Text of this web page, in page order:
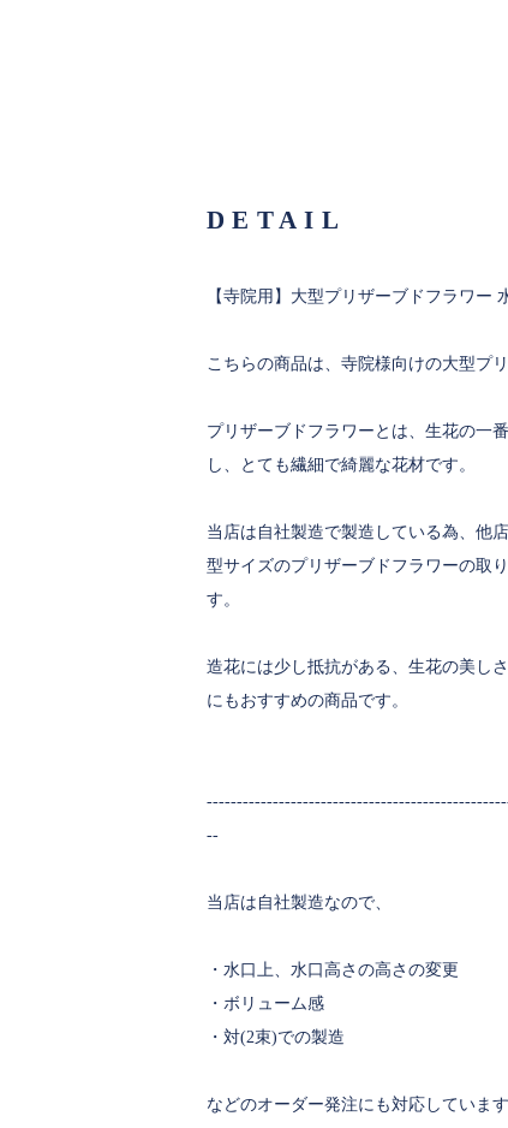
DETAIL
【寺院用】大型プリザーブドフラワー
こちらの商品は、寺院様向けの大型プ
プリザーブドフラワーとは、生花の一
し、とても繊細で綺麗な花材です。
当店は自社製造で製造している為、他
型サイズのプリザーブドフラワーの取
す。
造花には少し抵抗がある、生花の美し
にもおすすめの商品です。
--
当店は自社製造なので、
・水口上、水口高さの高さの変更
・ボリューム感
・対(2束)での製造
などのオーダー発注にも対応していま